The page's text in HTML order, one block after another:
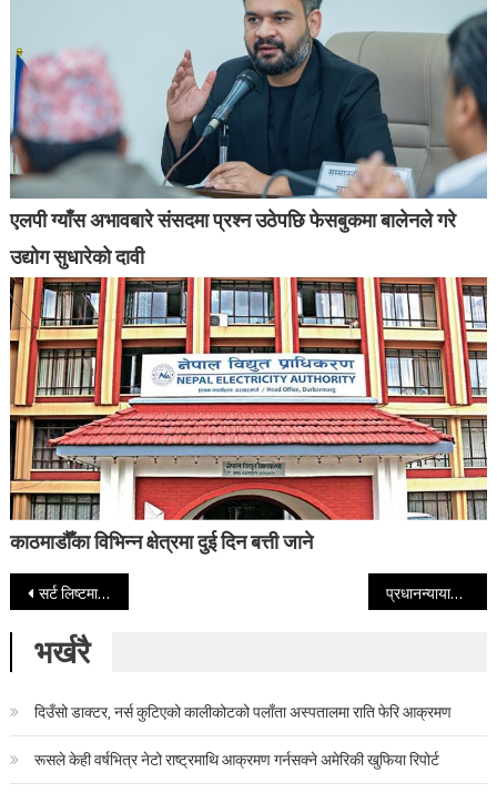
एलपी ग्याँस अभावबारे संसदमा प्रश्न उठेपछि फेसबुकमा बालेनले गरे
उद्योग सुधारेको दावी
काठमाडौँका विभिन्न क्षेत्रमा दुई दिन बत्ती जाने
Post navigation
सर्ट लिष्टमा पर्ने उपकुलपति उम्मेदवारबारे सार्वजनिक सुझाव मागिने प्रधानन्यायाधीश सिफारिस गर्दा प्रधानमन्त्रीले संविधानको धज्जी उडाए : गगन थापा
भर्खरै
दिउँसो डाक्टर, नर्स कुटिएको कालीकोटको पलाँता अस्पतालमा राति फेरि आक्रमण
रूसले केही वर्षभित्र नेटो राष्ट्रमाथि आक्रमण गर्नसक्ने अमेरिकी खुफिया रिपोर्ट